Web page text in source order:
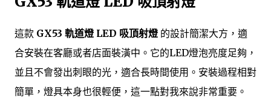
這款 GX53 軌道燈 LED 吸頂射燈的設計簡潔大方，適
合安裝在客廳或者店面裝潢中。它的LED燈泡亮度足夠，
並且不會發出刺眼的光，適合長時間使用。安裝過程相對
簡單，燈具本身也很輕便，這一點對我來說非常重要。